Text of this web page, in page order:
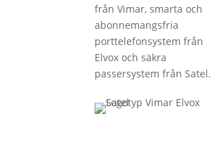
från Vimar, smarta och
abonnemangsfria
porttelefonsystem från
Elvox och säkra
passersystem från Satel.